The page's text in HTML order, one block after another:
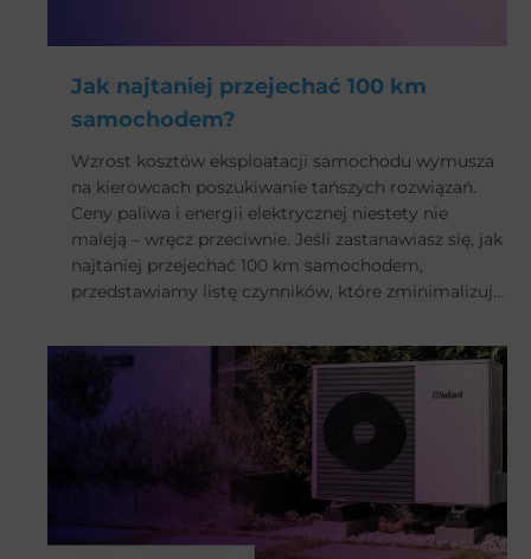
Jak najtaniej przejechać 100 km
samochodem?
Wzrost kosztów eksploatacji samochodu wymusza
na kierowcach poszukiwanie tańszych rozwiązań.
Ceny paliwa i energii elektrycznej niestety nie
maleją – wręcz przeciwnie. Jeśli zastanawiasz się, jak
najtaniej przejechać 100 km samochodem,
przedstawiamy listę czynników, które zminimalizują